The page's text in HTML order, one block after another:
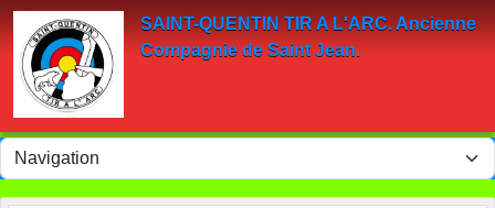
SAINT-QUENTIN TIR A L'ARC. Ancienne
Compagnie de Saint Jean.
Panneau de gestion des cookies